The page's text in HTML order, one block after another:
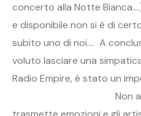
concerto alla Notte
e disponibile non si è di
subito uno di noi…. A
voluto lasciare una
Radio Empire, è stato
Non a caso